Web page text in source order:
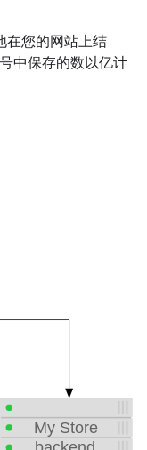
在您的网站上结
中保存的数以亿计